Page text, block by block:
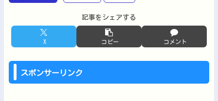
記事をシェアする
X コピー コメント
スポンサーリンク